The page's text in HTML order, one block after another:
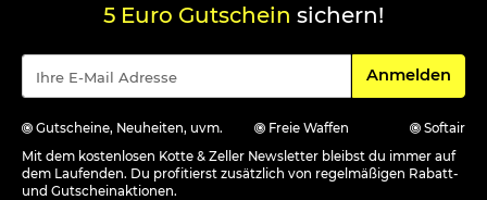
5 Euro Gutschein sichern!
Für den
Anmelden
Gutscheine, Neuheiten, uvm. Freie Waffen
Softair
Mit dem kostenlosen Kotte & Zeller Newsletter bleibst du immer auf
dem Laufenden. Du profitierst zusätzlich von regelmäßigen Rabatt-
und Gutscheinaktionen.